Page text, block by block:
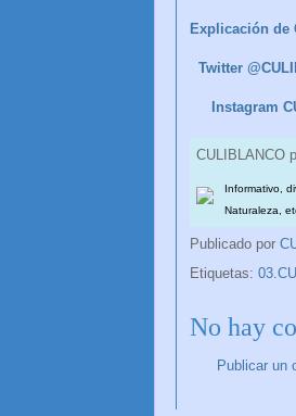
Explicación de
Twitter
Instagram
CULIBLANCO
Informativo,
Naturaleza,
Publicado por
Etiquetas:
No hay
Publicar un